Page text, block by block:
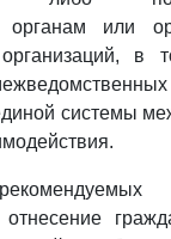
органам или
в
системы